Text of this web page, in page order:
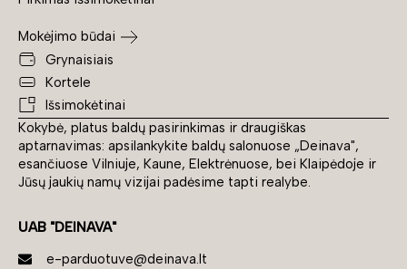
Kokybė, platus baldų pasirinkimas ir draugiškas
aptarnavimas: apsilankykite baldų salonuose „Deinava",
esančiuose Vilniuje, Kaune, Elektrėnuose, bei Klaipėdoje ir
Jūsų jaukių namų vizijai padėsime tapti realybe.
UAB "DEINAVA"
e-parduotuve@deinava.lt
Mokėjimo būdai
Grynaisiais
Kortele
Išsimokėtinai